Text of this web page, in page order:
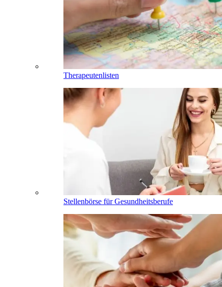
Therapeutenlisten
Stellenbörse für Gesundheitsberufe